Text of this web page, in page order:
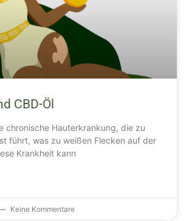
CBD-Öl
chronische Hauterkrankung, die zu
führt, was zu weißen Flecken auf der
Krankheit kann
Keine Kommentare